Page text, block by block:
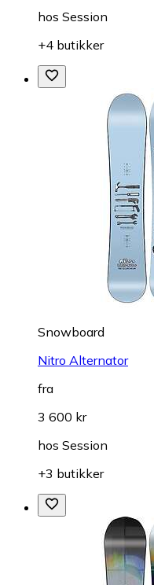
hos Session
+4 butikker
Snowboard
Nitro Alternator
fra
3 600 kr
hos Session
+3 butikker